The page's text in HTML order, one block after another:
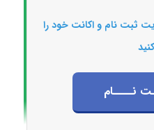
ثبت نام و اکانت خود را
نــــام